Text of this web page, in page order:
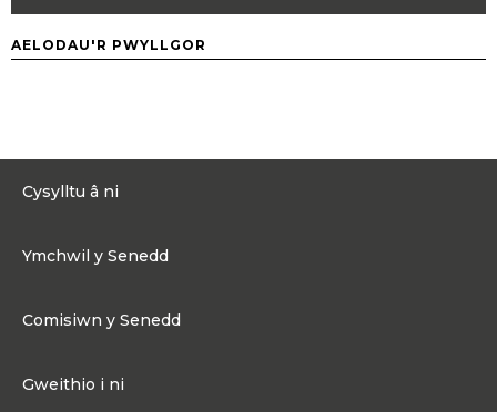
AELODAU'R PWYLLGOR
Cysylltu â ni
Cysylltu â Senedd Cymru
Ymchwil y Senedd
Comisiwn y Senedd
Gweithio i ni